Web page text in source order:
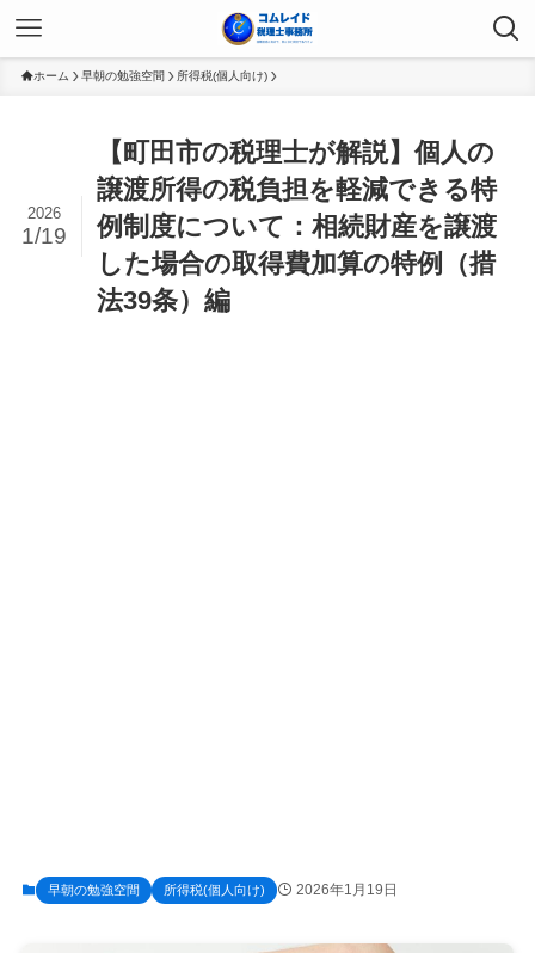
ホーム 早朝の勉強空間 所得税(個人向け)
【町田市の税理士が解説】個人の
譲渡所得の税負担を軽減できる特
例制度について：相続財産を譲渡
した場合の取得費加算の特例（措
法39条）編
2026
1/19
早朝の勉強空間 所得税(個人向け) 2026年1月19日